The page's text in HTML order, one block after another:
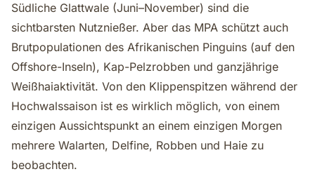
Südliche Glattwale (Juni–November) sind die
sichtbarsten Nutznießer. Aber das MPA schützt auch
Brutpopulationen des Afrikanischen Pinguins (auf den
Offshore-Inseln), Kap-Pelzrobben und ganzjährige
Weißhaiaktivität. Von den Klippenspitzen während der
Hochwalssaison ist es wirklich möglich, von einem
einzigen Aussichtspunkt an einem einzigen Morgen
mehrere Walarten, Delfine, Robben und Haie zu
beobachten.